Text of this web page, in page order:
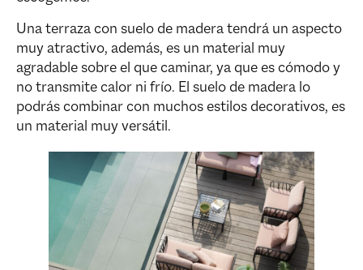
Una terraza con suelo de madera tendrá un aspecto
muy atractivo, además, es un material muy
agradable sobre el que caminar, ya que es cómodo y
no transmite calor ni frío. El suelo de madera lo
podrás combinar con muchos estilos decorativos, es
un material muy versátil.